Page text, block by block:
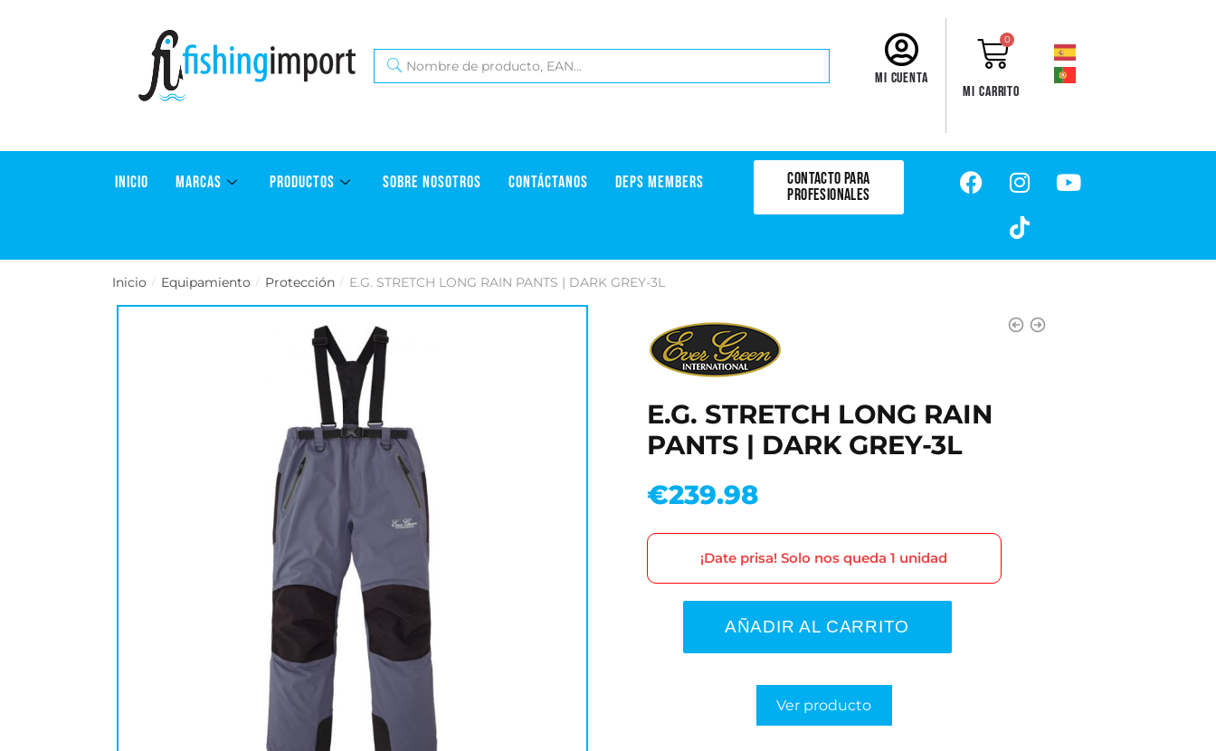
Mi cuenta
0
Mi carrito
INICIO MARCAS PRODUCTOS SOBRE NOSOTROS CONTÁCTANOS DEPS MEMBERS
CONTACTO PARA
PROFESIONALES
Inicio / Equipamiento / Protección / E.G. STRETCH LONG RAIN PANTS | DARK GREY-3L
E.G. STRETCH LONG RAIN
PANTS | DARK GREY-3L
€239.98
¡Date prisa! Solo nos queda 1 unidad
AÑADIR AL CARRITO
Ver producto